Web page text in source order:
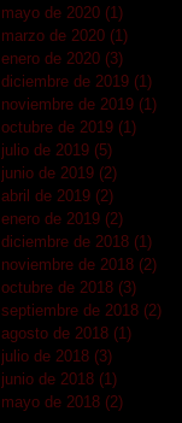
mayo de 2020 (1)
marzo de 2020 (1)
enero de 2020 (3)
diciembre de 2019 (1)
noviembre de 2019 (1)
octubre de 2019 (1)
julio de 2019 (5)
junio de 2019 (2)
abril de 2019 (2)
enero de 2019 (2)
diciembre de 2018 (1)
noviembre de 2018 (2)
octubre de 2018 (3)
septiembre de 2018 (2)
agosto de 2018 (1)
julio de 2018 (3)
junio de 2018 (1)
mayo de 2018 (2)